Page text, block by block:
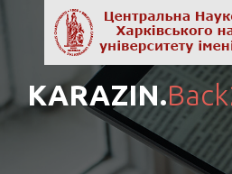
KARAZIN.